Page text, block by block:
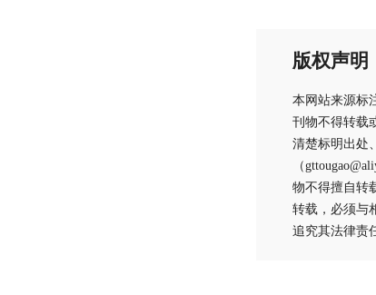
版权声明
本网站来源标
刊物不得转载
清楚标明出处
（
物不得擅自转
转载，必须与
追究其法律责